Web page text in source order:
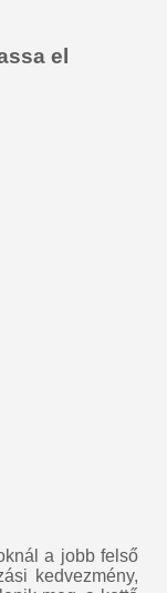
el
a jobb felső
kedvezmény,